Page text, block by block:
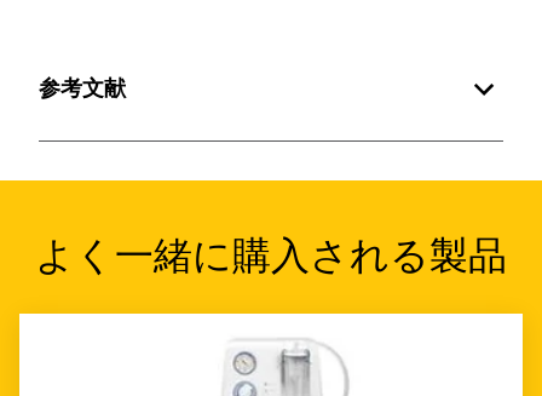
参考文献
よく一緒に購入される製品